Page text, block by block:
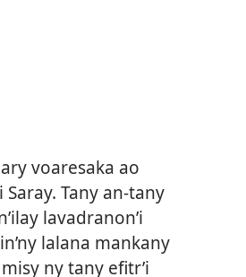
voaresaka ao
Saray. Tany an-tany
lavadranon’i
lalana mankany
ny tany efitr’i